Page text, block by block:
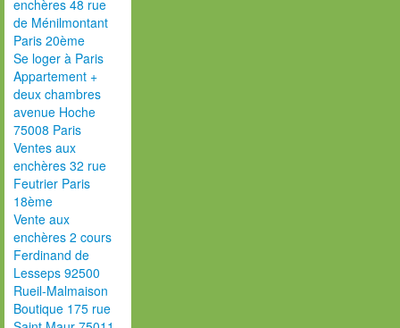
enchères 48 rue
de Ménilmontant
Paris 20ème
Se loger à Paris
Appartement +
deux chambres
avenue Hoche
75008 Paris
Ventes aux
enchères 32 rue
Feutrier Paris
18ème
Vente aux
enchères 2 cours
Ferdinand de
Lesseps 92500
Rueil-Malmaison
Boutique 175 rue